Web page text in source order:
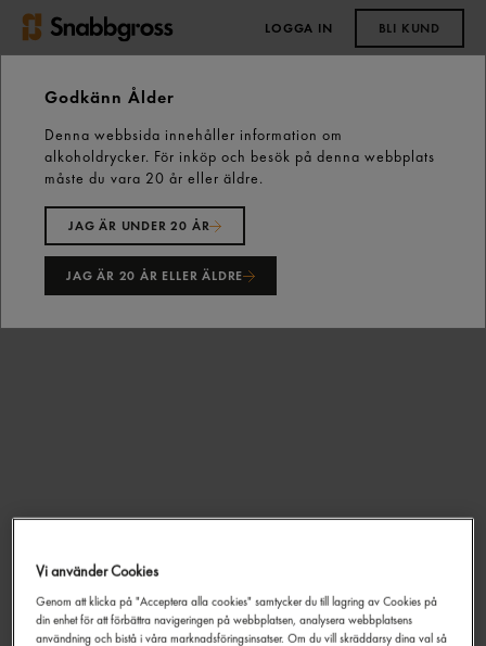
LOGGA IN BLI KUND
Start Vårt sortiment
Skafferiet
Pasta, Ris & Mos
Ris Långkornigt Ris 5kg Gastrino
Gastrino5kg
Vi använder Cookies
Genom att klicka på "Acceptera alla cookies" samtycker du till lagring av Cookies på
din enhet för att förbättra navigeringen på webbplatsen, analysera webbplatsens
användning och bistå i våra marknadsföringsinsatser. Om du vill skräddarsy dina val så
Godkänn Ålder
Denna webbsida innehåller information om
alkoholdrycker. För inköp och besök på denna webbplats
måste du vara 20 år eller äldre.
JAG ÄR UNDER 20 ÅR
JAG ÄR 20 ÅR ELLER ÄLDRE